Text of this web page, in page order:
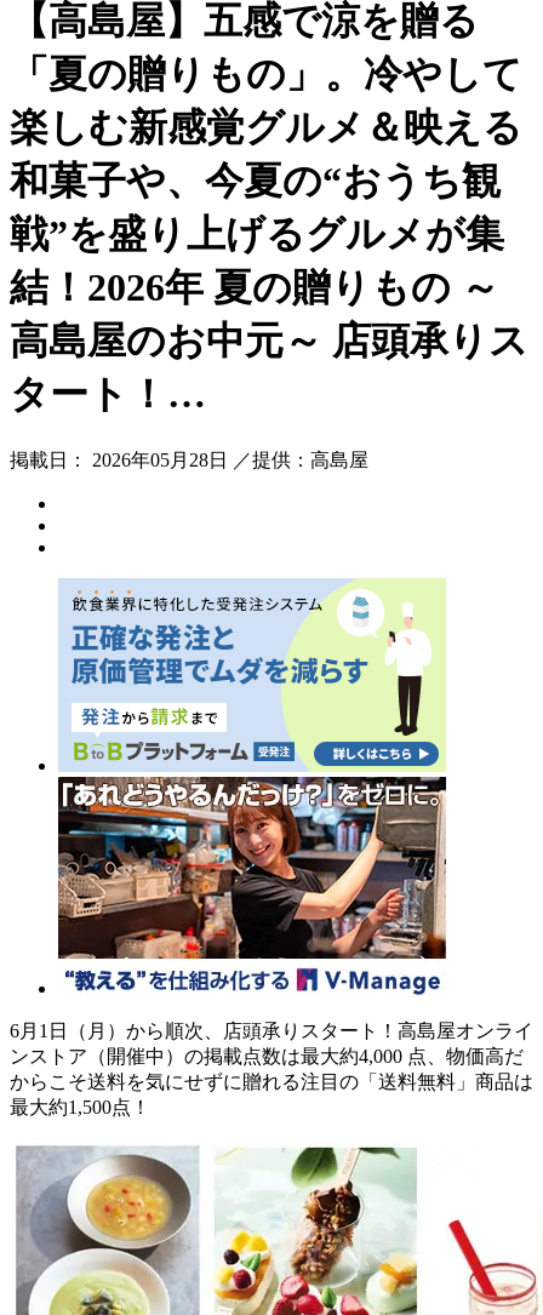
【高島屋】五感で涼を贈る
「夏の贈りもの」。冷やして
楽しむ新感覚グルメ＆映える
和菓子や、今夏の“おうち観
戦”を盛り上げるグルメが集
結！2026年 夏の贈りもの ～
高島屋のお中元～ 店頭承りス
タート！…
掲載日： 2026年05月28日 ／提供：高島屋
6月1日（月）から順次、店頭承りスタート！高島屋オンライ
ンストア（開催中）の掲載点数は最大約4,000 点、物価高だ
からこそ送料を気にせずに贈れる注目の「送料無料」商品は
最大約1,500点！